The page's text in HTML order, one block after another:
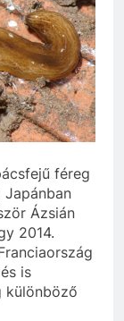
féreg
Japánban
Ázsián
2014.
is
különböző